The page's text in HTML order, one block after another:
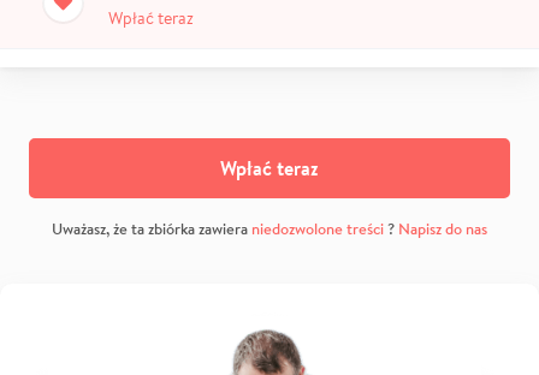
Wpłać teraz
Wpłać teraz
Uważasz, że ta zbiórka zawiera niedozwolone treści? Napisz do nas